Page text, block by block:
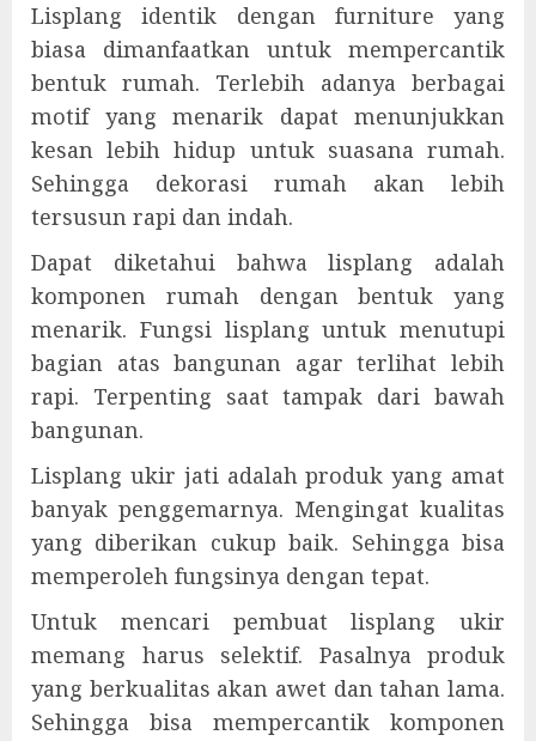
Lisplang identik dengan furniture yang
biasa dimanfaatkan untuk mempercantik
bentuk rumah. Terlebih adanya berbagai
motif yang menarik dapat menunjukkan
kesan lebih hidup untuk suasana rumah.
Sehingga dekorasi rumah akan lebih
tersusun rapi dan indah.
Dapat diketahui bahwa lisplang adalah
komponen rumah dengan bentuk yang
menarik. Fungsi lisplang untuk menutupi
bagian atas bangunan agar terlihat lebih
rapi. Terpenting saat tampak dari bawah
bangunan.
Lisplang ukir jati adalah produk yang amat
banyak penggemarnya. Mengingat kualitas
yang diberikan cukup baik. Sehingga bisa
memperoleh fungsinya dengan tepat.
Untuk mencari pembuat lisplang ukir
memang harus selektif. Pasalnya produk
yang berkualitas akan awet dan tahan lama.
Sehingga bisa mempercantik komponen